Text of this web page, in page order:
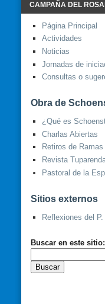
CAMPAÑA DEL
Página Principal
Actividades
Noticias
Jornadas de
Consultas o
Obra de
¿Qué es
Charlas Abiertas
Retiros de Ramas
Revista
Pastoral de la
Sitios externos
Reflexiones del
Buscar en este sitio: